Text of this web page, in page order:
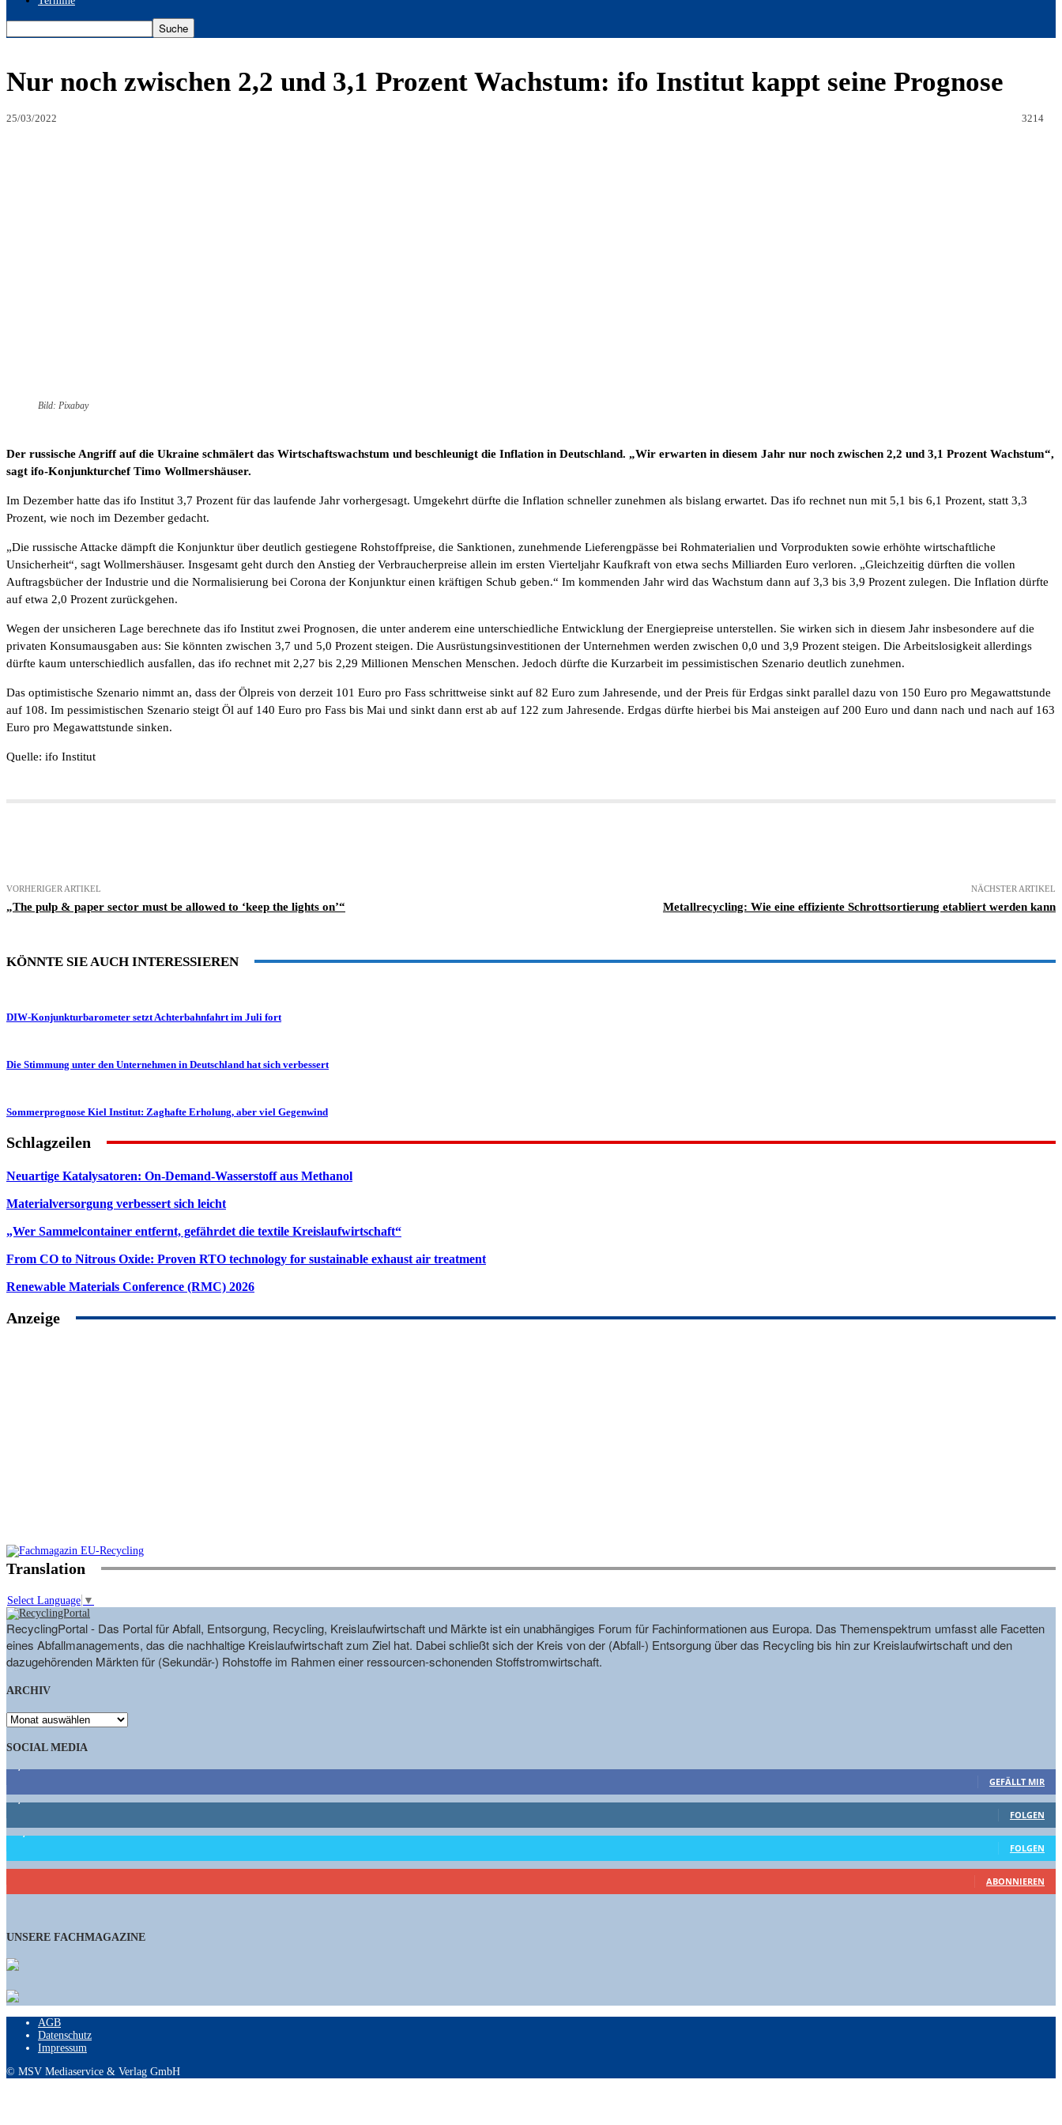
Nur noch zwischen 2,2 und 3,1 Prozent Wachstum: ifo Institut kappt seine Prognose
25/03/2022 3214
Bild: Pixabay
Der russische Angriff auf die Ukraine schmälert das Wirtschaftswachstum und beschleunigt die Inflation in Deutschland. „Wir erwarten in diesem Jahr nur noch zwischen 2,2 und 3,1 Prozent Wachstum“,
sagt ifo-Konjunkturchef Timo Wollmershäuser.
Im Dezember hatte das ifo Institut 3,7 Prozent für das laufende Jahr vorhergesagt. Umgekehrt dürfte die Inflation schneller zunehmen als bislang erwartet. Das ifo rechnet nun mit 5,1 bis 6,1 Prozent, statt 3,3
Prozent, wie noch im Dezember gedacht.
„Die russische Attacke dämpft die Konjunktur über deutlich gestiegene Rohstoffpreise, die Sanktionen, zunehmende Lieferengpässe bei Rohmaterialien und Vorprodukten sowie erhöhte wirtschaftliche
Unsicherheit“, sagt Wollmershäuser. Insgesamt geht durch den Anstieg der Verbraucherpreise allein im ersten Vierteljahr Kaufkraft von etwa sechs Milliarden Euro verloren. „Gleichzeitig dürften die vollen
Auftragsbücher der Industrie und die Normalisierung bei Corona der Konjunktur einen kräftigen Schub geben.“ Im kommenden Jahr wird das Wachstum dann auf 3,3 bis 3,9 Prozent zulegen. Die Inflation dürfte
auf etwa 2,0 Prozent zurückgehen.
Wegen der unsicheren Lage berechnete das ifo Institut zwei Prognosen, die unter anderem eine unterschiedliche Entwicklung der Energiepreise unterstellen. Sie wirken sich in diesem Jahr insbesondere auf die
privaten Konsumausgaben aus: Sie könnten zwischen 3,7 und 5,0 Prozent steigen. Die Ausrüstungsinvestitionen der Unternehmen werden zwischen 0,0 und 3,9 Prozent steigen. Die Arbeitslosigkeit allerdings
dürfte kaum unterschiedlich ausfallen, das ifo rechnet mit 2,27 bis 2,29 Millionen Menschen Menschen. Jedoch dürfte die Kurzarbeit im pessimistischen Szenario deutlich zunehmen.
Das optimistische Szenario nimmt an, dass der Ölpreis von derzeit 101 Euro pro Fass schrittweise sinkt auf 82 Euro zum Jahresende, und der Preis für Erdgas sinkt parallel dazu von 150 Euro pro Megawattstunde
auf 108. Im pessimistischen Szenario steigt Öl auf 140 Euro pro Fass bis Mai und sinkt dann erst ab auf 122 zum Jahresende. Erdgas dürfte hierbei bis Mai ansteigen auf 200 Euro und dann nach und nach auf 163
Euro pro Megawattstunde sinken.
Quelle: ifo Institut
VORHERIGER ARTIKEL
„The pulp & paper sector must be allowed to ‘keep the lights on’“
NÄCHSTER ARTIKEL
Metallrecycling: Wie eine effiziente Schrottsortierung etabliert werden kann
KÖNNTE SIE AUCH INTERESSIEREN
DIW-Konjunkturbarometer setzt Achterbahnfahrt im Juli fort
Die Stimmung unter den Unternehmen in Deutschland hat sich verbessert
Sommerprognose Kiel Institut: Zaghafte Erholung, aber viel Gegenwind
Schlagzeilen
Neuartige Katalysatoren: On-Demand-Wasserstoff aus Methanol
Materialversorgung verbessert sich leicht
„Wer Sammelcontainer entfernt, gefährdet die textile Kreislaufwirtschaft“
From CO to Nitrous Oxide: Proven RTO technology for sustainable exhaust air treatment
Renewable Materials Conference (RMC) 2026
Anzeige
Translation
Select Language ▼
RecyclingPortal - Das Portal für Abfall, Entsorgung, Recycling, Kreislaufwirtschaft und Märkte ist ein unabhängiges Forum für Fachinformationen aus Europa. Das Themenspektrum umfasst alle Facetten
eines Abfallmanagements, das die nachhaltige Kreislaufwirtschaft zum Ziel hat. Dabei schließt sich der Kreis von der (Abfall-) Entsorgung über das Recycling bis hin zur Kreislaufwirtschaft und den
dazugehörenden Märkten für (Sekundär-) Rohstoffe im Rahmen einer ressourcen-schonenden Stoffstromwirtschaft.
ARCHIV
ARCHIV
SOCIAL MEDIA
GEFÄLLT MIR
1,662 Follower
FOLGEN
15,658 Follower
FOLGEN
460 Abonnenten
ABONNIEREN
UNSERE FACHMAGAZINE
AGB
Datenschutz
Impressum
© MSV Mediaservice & Verlag GmbH